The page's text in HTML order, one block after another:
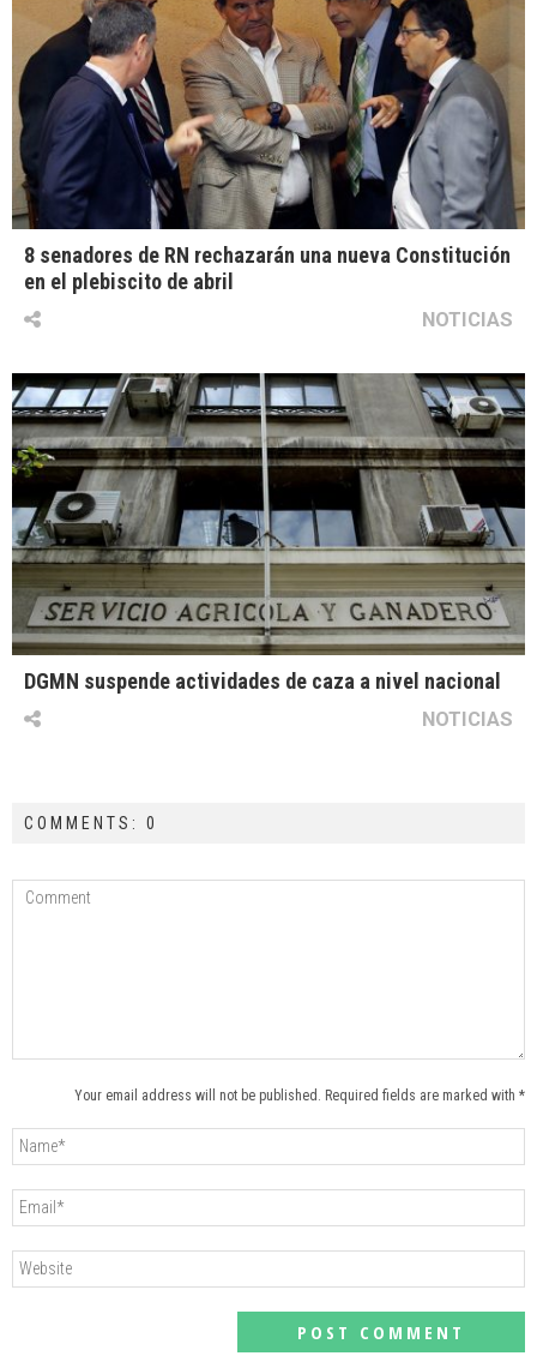
8 senadores de RN rechazarán una nueva Constitución
en el plebiscito de abril
NOTICIAS
DGMN suspende actividades de caza a nivel nacional
NOTICIAS
COMMENTS: 0
Your email address will not be published. Required fields are marked with *